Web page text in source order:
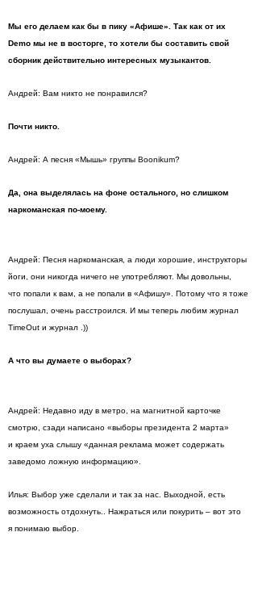
Мы его делаем как бы в пику «Афише». Так как от их
Demo мы не в восторге, то хотели бы составить свой
сборник действительно интересных музыкантов.
Андрей: Вам никто не понравился?
Почти никто.
Андрей: А песня «Мышь» группы Boonikum?
Да, она выделялась на фоне остального, но слишком
наркоманская по-моему.
Андрей: Песня наркоманская, а люди хорошие, инструкторы
йоги, они никогда ничего не употребляют. Мы довольны,
что попали к вам, а не попали в «Афишу». Потому что я тоже
послушал, очень расстроился. И мы теперь любим журнал
TimeOut и журнал .))
А что вы думаете о выборах?
Андрей: Недавно иду в метро, на магнитной карточке
смотрю, сзади написано «выборы президента 2 марта»
и краем уха слышу «данная реклама может содержать
заведомо ложную информацию».
Илья: Выбор уже сделали и так за нас. Выходной, есть
возможность отдохнуть.. Нажраться или покурить – вот это
я понимаю выбор.